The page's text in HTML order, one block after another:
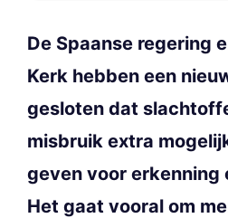
De Spaanse regering
Kerk hebben een
gesloten dat
misbruik extra
geven voor erkenning
Het gaat vooral om